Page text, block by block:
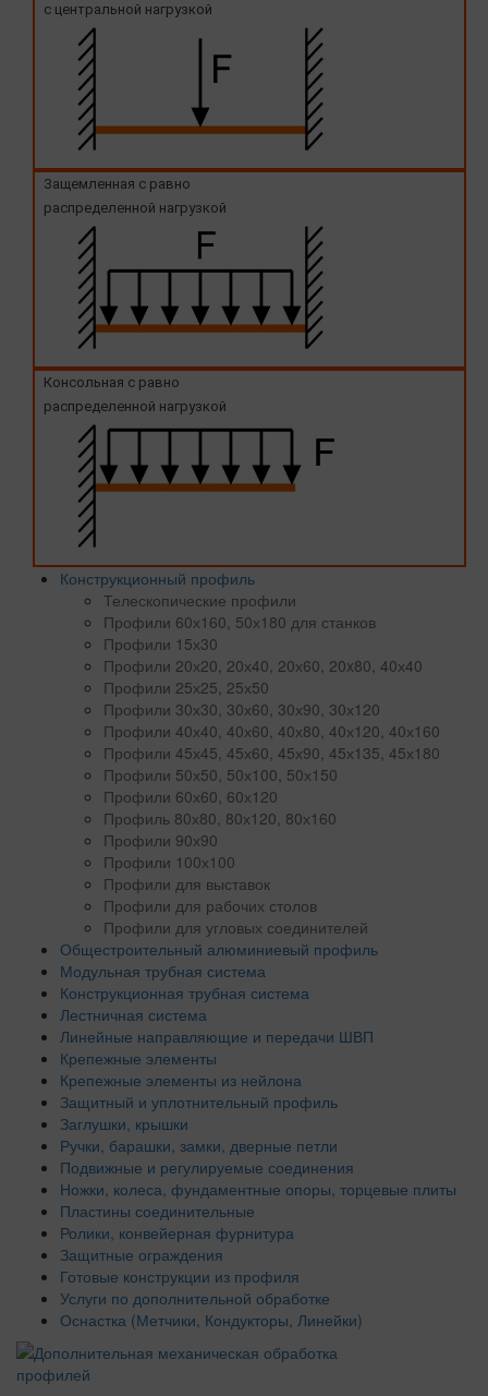
с центральной нагрузкой
Защемленная с равно
распределенной нагрузкой
Консольная с равно
распределенной нагрузкой
Конструкционный профиль
Телескопические профили
Профили 60х160, 50х180 для станков
Профили 15х30
Профили 20х20, 20х40, 20х60, 20x80, 40х40
Профили 25х25, 25х50
Профили 30х30, 30х60, 30х90, 30х120
Профили 40х40, 40х60, 40х80, 40х120, 40х160
Профили 45х45, 45х60, 45х90, 45х135, 45х180
Профили 50х50, 50х100, 50х150
Профили 60х60, 60х120
Профиль 80х80, 80х120, 80х160
Профили 90х90
Профили 100х100
Профили для выставок
Профили для рабочих столов
Профили для угловых соединителей
Общестроительный алюминиевый профиль
Модульная трубная система
Конструкционная трубная система
Лестничная система
Линейные направляющие и передачи ШВП
Крепежные элементы
Крепежные элементы из нейлона
Защитный и уплотнительный профиль
Заглушки, крышки
Ручки, барашки, замки, дверные петли
Подвижные и регулируемые соединения
Ножки, колеса, фундаментные опоры, торцевые плиты
Пластины соединительные
Ролики, конвейерная фурнитура
Защитные ограждения
Готовые конструкции из профиля
Услуги по дополнительной обработке
Оснастка (Метчики, Кондукторы, Линейки)